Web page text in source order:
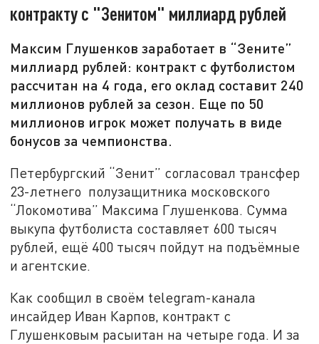
контракту с "Зенитом" миллиард рублей
Максим Глушенков заработает в “Зените”
миллиард рублей: контракт с футболистом
рассчитан на 4 года, его оклад составит 240
миллионов рублей за сезон. Еще по 50
миллионов игрок может получать в виде
бонусов за чемпионства.
Петербургский “Зенит” согласовал трансфер
23-летнего полузащитника московского
“Локомотива” Максима Глушенкова. Сумма
выкупа футболиста составляет 600 тысяч
рублей, ещё 400 тысяч пойдут на подъёмные
и агентские.
Как сообщил в своём telegram-канала
инсайдер Иван Карпов, контракт с
Глушенковым расыитан на четыре года. И за